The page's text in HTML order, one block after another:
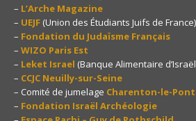
– L’Arche Magazine
– UEJF (Union des Étudiants Juifs de France)
– Fondation du Judaïsme Français
– WIZO Paris Est
– Leket Israel (Banque Alimentaire
– CCJC Neuilly-sur-Seine
– Comité de jumelage Charenton-le-
– Fondation Israël Archéologie